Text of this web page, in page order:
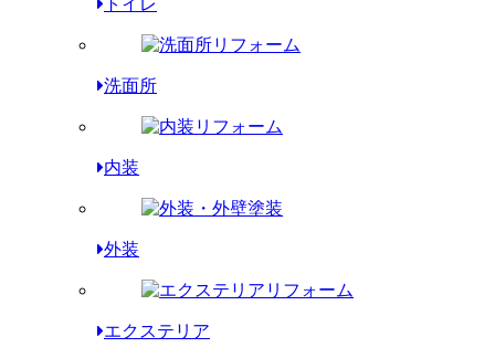
トイレ
洗面所
内装
外装
エクステリア